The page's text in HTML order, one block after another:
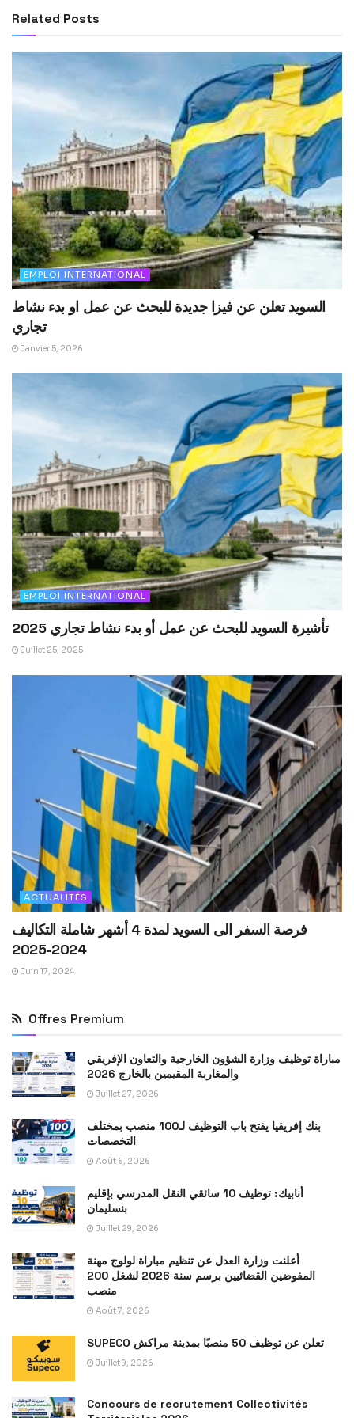
Related Posts
EMPLOI INTERNATIONAL
السويد تعلن عن فيزا جديدة للبحث عن عمل او بدء نشاط
تجاري
Janvier 5, 2026
EMPLOI INTERNATIONAL
تأشيرة السويد للبحث عن عمل أو بدء نشاط تجاري 2025
Juillet 25, 2025
ACTUALITÉS
فرصة السفر الى السويد لمدة 4 أشهر شاملة التكاليف
2024-2025
Juin 17, 2024
Offres Premium
مباراة توظيف وزارة الشؤون الخارجية والتعاون الإفريقي
والمغاربة المقيمين بالخارج 2026
Juillet 27, 2026
بنك إفريقيا يفتح باب التوظيف لـ100 منصب بمختلف
التخصصات
Août 6, 2026
أنابيك: توظيف 10 سائقي النقل المدرسي بإقليم
بنسليمان
Juillet 29, 2026
أعلنت وزارة العدل عن تنظيم مباراة لولوج مهنة
المفوضين القضائيين برسم سنة 2026 لشغل 200
منصب
Août 7, 2026
SUPECO تعلن عن توظيف 50 منصبًا بمدينة مراكش
Juillet 9, 2026
Concours de recrutement Collectivités